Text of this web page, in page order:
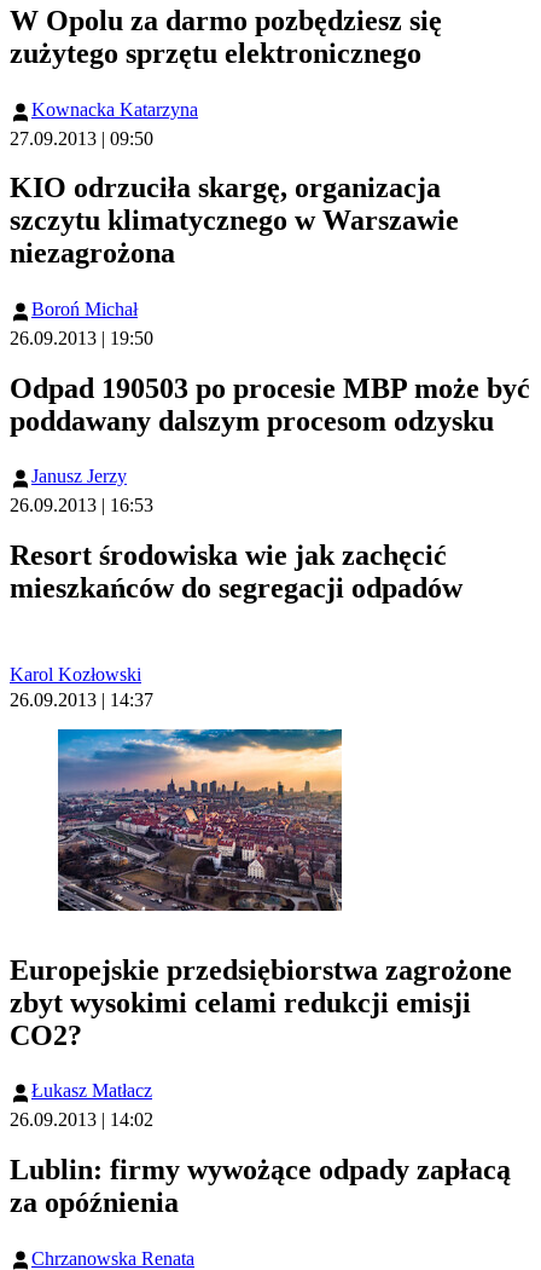
W Opolu za darmo pozbędziesz się
zużytego sprzętu elektronicznego
Kownacka Katarzyna
27.09.2013 | 09:50
KIO odrzuciła skargę, organizacja
szczytu klimatycznego w Warszawie
niezagrożona
Boroń Michał
26.09.2013 | 19:50
Odpad 190503 po procesie MBP może być
poddawany dalszym procesom odzysku
Janusz Jerzy
26.09.2013 | 16:53
Resort środowiska wie jak zachęcić
mieszkańców do segregacji odpadów
Karol Kozłowski
26.09.2013 | 14:37
Europejskie przedsiębiorstwa zagrożone
zbyt wysokimi celami redukcji emisji
CO2?
Łukasz Matłacz
26.09.2013 | 14:02
Lublin: firmy wywożące odpady zapłacą
za opóźnienia
Chrzanowska Renata